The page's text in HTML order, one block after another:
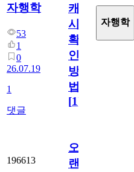
자행학
53
1
0
26.07.19
1
댓글
캐
시
확
인
방
법
[1]
자행학
196613
오
랜